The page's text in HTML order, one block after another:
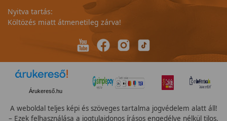
Nyitva tartás:
Költözés miatt átmenetileg zárva!
Árukereső.hu
A weboldal teljes képi és szöveges tartalma jogvédelem alatt áll!
– Ezek felhasználása a jogtulajdonos írásos engedélye nélkül tilos.